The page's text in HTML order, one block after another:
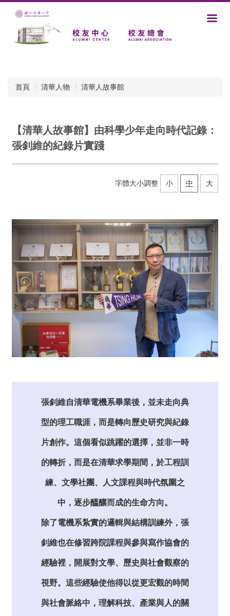
首頁
清華人物 清華人故事館
【清華人故事館】由科學少年走向時代記錄：
張釗維的紀錄片實踐
字體大小調整 小 中 大
張釗維自清華電機系畢業後，並未走向典
型的理工職涯，而是轉向歷史研究與紀錄
片創作。這個看似跳躍的選擇，並非一時
的轉折，而是在清華求學期間，於工程訓
練、文學社團、人文課程與時代氛圍之
中，逐步醞釀而成的生命方向。
除了電機系紮實的邏輯與結構訓練外，張
釗維也在修習跨院課程與參與寫作協會的
經驗裡，開展對文學、歷史與社會觀察的
視野。這些經驗使他得以從更宏觀的時間
與社會脈絡中，理解科技、產業與人的關